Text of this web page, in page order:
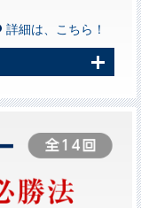
詳細は、こちら！